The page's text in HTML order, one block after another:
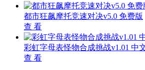
都市狂飙摩托竞速对决v5.0 免费版
查 看
彩虹字母表怪物合成挑战v1.01 中
查 看